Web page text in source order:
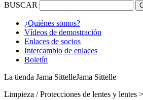
BUSCAR
¿Quiénes somos?
Vídeos de demostración
Enlaces de socios
Intercambio de enlaces
Boletín
La tienda Jama SittelleJama Sittelle
Limpieza / Protecciones de lentes y